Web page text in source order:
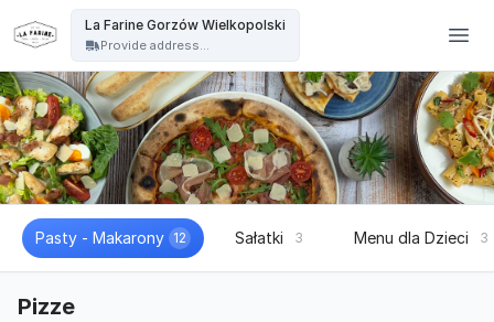
La Farine Gorzów Wielkopolski
Provide address...
Pasty - Makarony 12 Sałatki 3 Menu dla Dzieci 3
Pizze